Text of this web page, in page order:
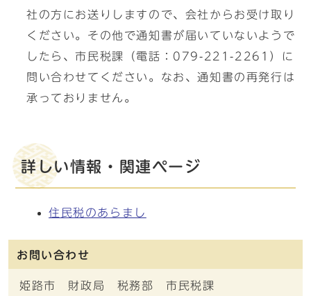
社の方にお送りしますので、会社からお受け取り
ください。その他で通知書が届いていないようで
したら、市民税課（電話：079-221-2261）に
問い合わせてください。なお、通知書の再発行は
承っておりません。
詳しい情報・関連ページ
住民税のあらまし
お問い合わせ
姫路市 財政局 税務部 市民税課